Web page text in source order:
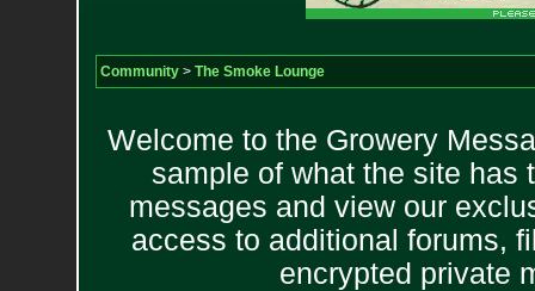
Community> The Smoke Lounge
Welcome to the Growery
sample of what the site has
messages and view our
access to additional forums,
encrypted private